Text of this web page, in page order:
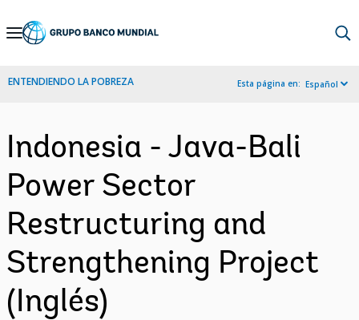
Skip
Navigation
ENTENDIENDO LA POBREZA Esta página en: Español
Indonesia - Java-Bali
Power Sector
Restructuring and
Strengthening Project
(Inglés)